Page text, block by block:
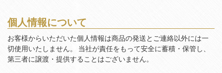
個人情報について
お客様からいただいた個人情報は商品の発送とご連絡以外には一
切使用いたしません。 当社が責任をもって安全に蓄積・保管し、
第三者に譲渡・提供することはございません。